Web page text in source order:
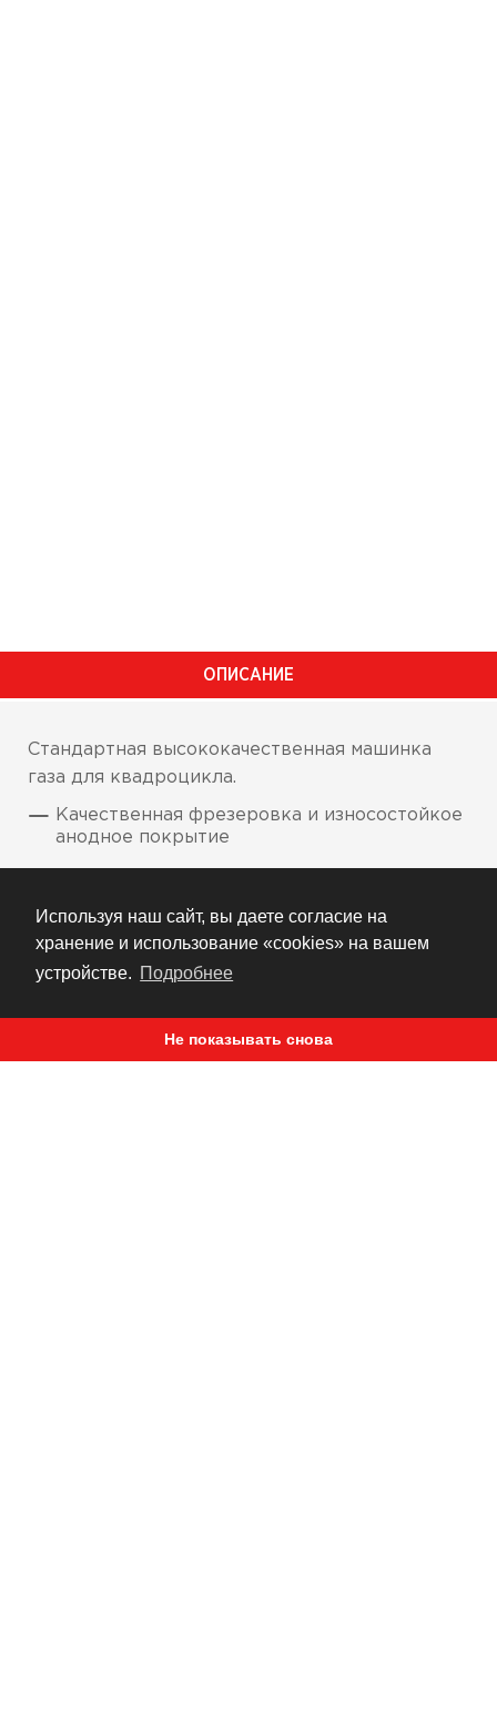
Используя наш сайт, вы даете согласие на
хранение и использование «cookies» на вашем
устройстве. Подробнее
Не показывать снова
ОПИСАНИЕ
Стандартная высококачественная машинка
газа для квадроцикла.
Качественная фрезеровка и износостойкое
анодное покрытие
Не работает на квадроциклах с
электронным датчиком газа
Поставляется в нескольких цветах